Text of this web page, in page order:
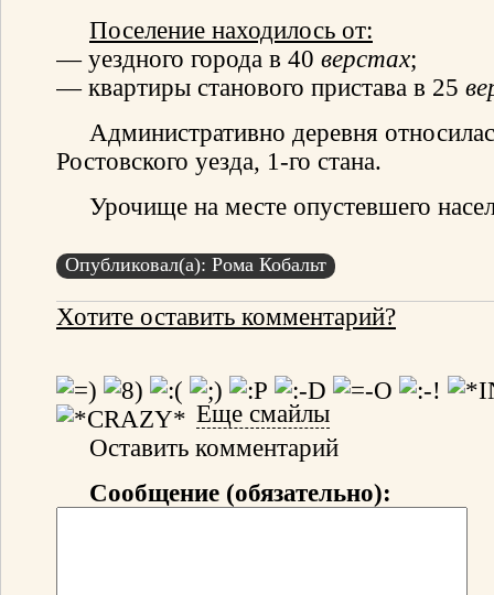
Поселение находилось от:
— уездного города в 40 верстах;
— квартиры станового пристава в 25
Административно деревня
Ростовского уезда, 1-го стана.
Урочище на месте опустевшего
Опубликовал(а): Рома Кобальт
Хотите оставить комментарий?
Еще смайлы
Оставить комментарий
Сообщение (обязательно):